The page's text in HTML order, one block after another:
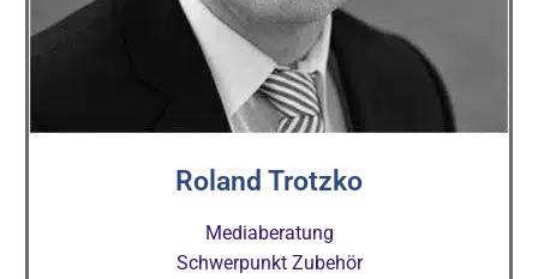
Roland Trotzko
Mediaberatung
Schwerpunkt Zubehör